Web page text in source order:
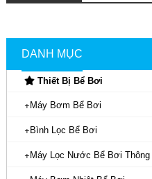
DANH MỤC
Thiết Bị Bể Bơi
Máy Bơm Bể Bơi
Bình Lọc Bể Bơi
Máy Lọc Nước Bể Bơi Thông